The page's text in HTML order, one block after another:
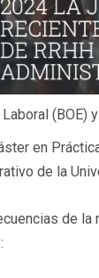
en
de la
de